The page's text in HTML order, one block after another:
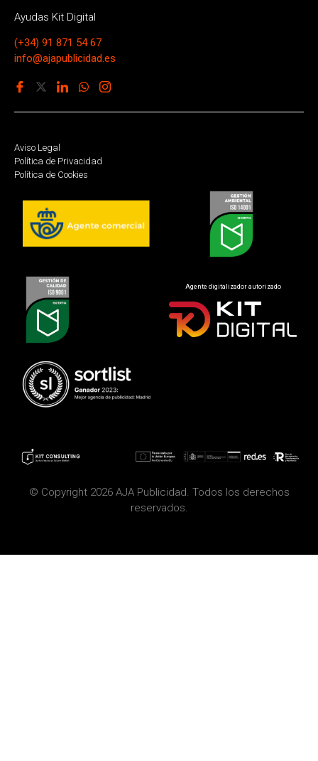
Ayudas Kit Digital
(+34) 91 871 54 67
info@ajapublicidad.es
Aviso Legal
Política de Privacidad
Política de Cookies
Agente digitalizador autorizado
© Copyright 2026 AJA Publicidad. Todos los derechos
reservados.